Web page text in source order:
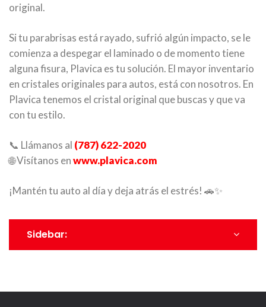
original.
Si tu parabrisas está rayado, sufrió algún impacto, se le
comienza a despegar el laminado o de momento tiene
alguna fisura, Plavica es tu solución. El mayor inventario
en cristales originales para autos, está con nosotros. En
Plavica tenemos el cristal original que buscas y que va
con tu estilo.
📞 Llámanos al (787) 622-2020
🌐 Visítanos enwww.plavica.com
¡Mantén tu auto al día y deja atrás el estrés! 🚗✨
Sidebar: